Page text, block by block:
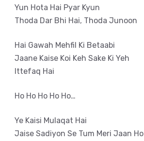
Yun Hota Hai Pyar Kyun
Thoda Dar Bhi Hai, Thoda Junoon
Hai Gawah Mehfil Ki Betaabi
Jaane Kaise Koi Keh Sake Ki Yeh
Ittefaq Hai
Ho Ho Ho Ho Ho…
Ye Kaisi Mulaqat Hai
Jaise Sadiyon Se Tum Meri Jaan Ho